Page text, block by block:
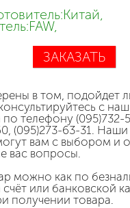
ЗАКАЗАТЬ
в том, подойдет
с
телефону (095)732-
(095)273-63-31.
вам с выбором и
вас вопросы.
можно как по
или банковской
получении товара.